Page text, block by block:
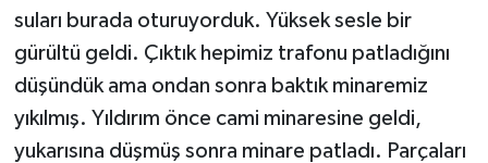
suları burada oturuyorduk. Yüksek sesle bir
gürültü geldi. Çıktık hepimiz trafonu patladığını
düşündük ama ondan sonra baktık minaremiz
yıkılmış. Yıldırım önce cami minaresine geldi,
yukarısına düşmüş sonra minare patladı. Parçaları